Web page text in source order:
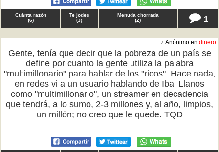
Cuánta razón
(6)
Te jodes
(3)
Menuda chorrada
(2) 1
♂ Anónimo en dinero
Gente, tenía que decir que la pobreza de un país se
define por cuanto la gente utiliza la palabra
"multimillonario" para hablar de los "ricos". Hace nada,
en redes vi a un usuario hablando de Ibai Llanos
como "multimillonario", un streamer en decadencia
que tendrá, a lo sumo, 2-3 millones y, al año, limpios,
un millón; no creo que le quede. TQD